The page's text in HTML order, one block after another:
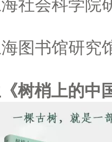
社会科学院
图书馆研究
树梢上的中